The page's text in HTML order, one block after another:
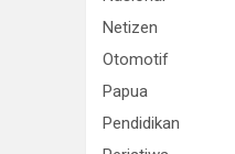
Netizen
Otomotif
Papua
Pendidikan